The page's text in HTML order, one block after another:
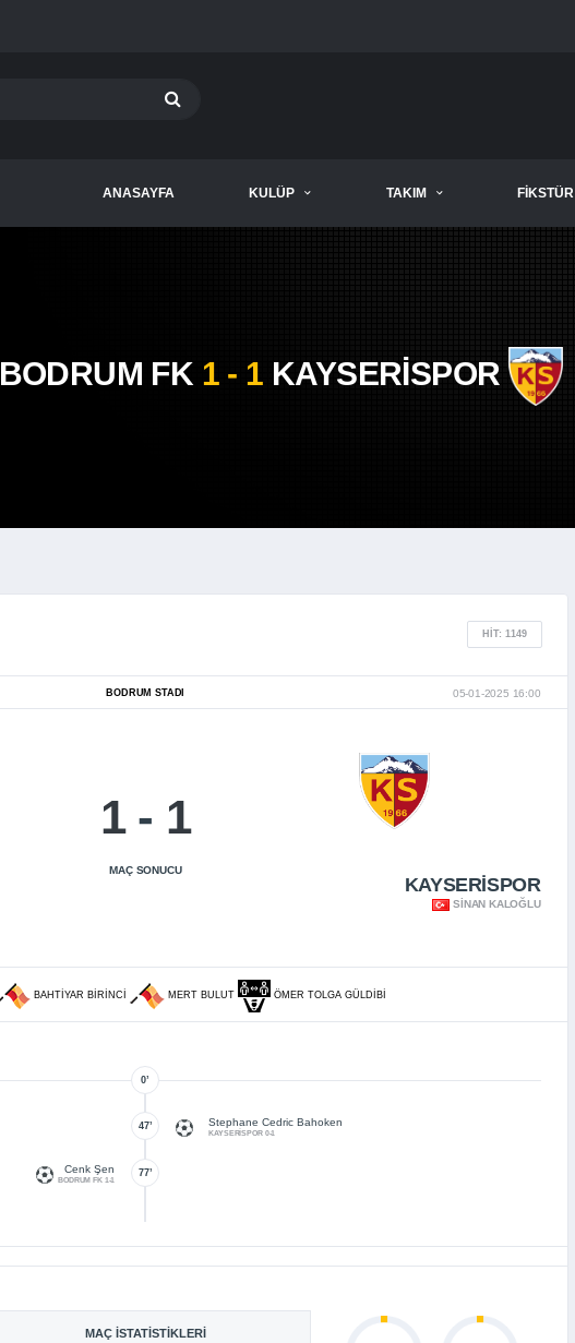
ANASAYFA KULÜP TAKIM FIKSTÜR
BODRUM FK 1 - 1 KAYSERİSPOR
HIT: 1149
BODRUM STADI 05-01-2025 16:00
1 - 1
MAÇ SONUCU
KAYSERİSPOR
SINAN KALOĞLU
BAHTIYAR BIRINCI MERT BULUT ÖMER TOLGA GÜLDIBI
0’
47’ Stephane Cedric Bahoken
KAYSERİSPOR 0-1
77’
Cenk Şen
BODRUM FK 1-1
MAÇ İSTATISTIKLERI